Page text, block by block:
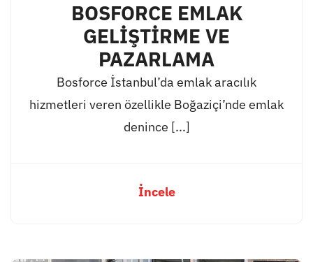
BOSFORCE EMLAK
GELİŞTİRME VE
PAZARLAMA
Bosforce İstanbul’da emlak aracılık
hizmetleri veren özellikle Boğaziçi’nde emlak
denince [...]
İncele